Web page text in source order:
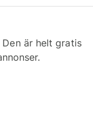
Den är helt gratis